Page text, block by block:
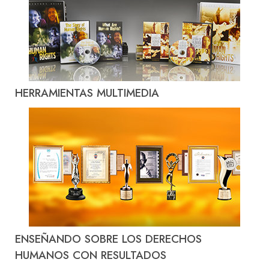
HERRAMIENTAS MULTIMEDIA
ENSEÑANDO SOBRE LOS DERECHOS
HUMANOS CON RESULTADOS